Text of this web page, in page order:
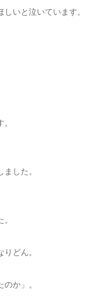
いと泣いています。
した。
どん。
か」。